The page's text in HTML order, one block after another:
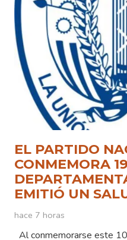
EL PARTIDO
CONMEMORA
EMITIÓ UN
hace 7 horas
Al conmemorarse este